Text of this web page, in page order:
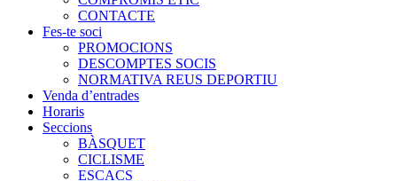
CONTACTE
Fes-te soci
PROMOCIONS
DESCOMPTES SOCIS
NORMATIVA REUS DEPORTIU
Venda d’entrades
Horaris
Seccions
BÀSQUET
CICLISME
ESCACS